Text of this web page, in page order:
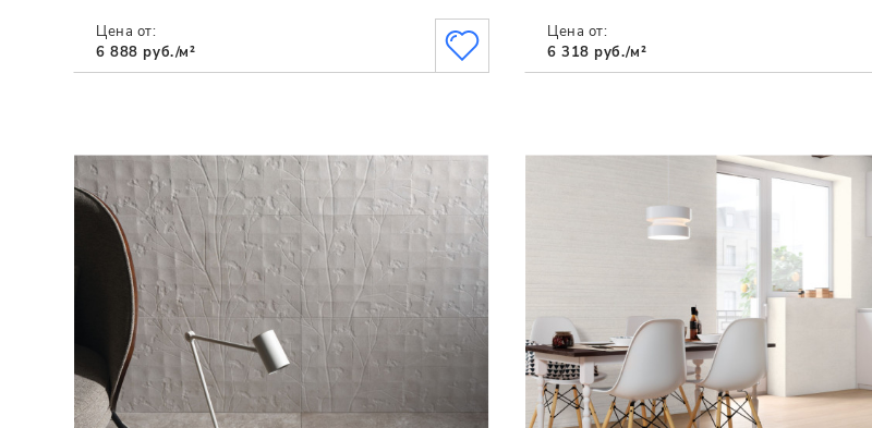
Цена от:
6 888 руб./м²
Цена от:
6 318 руб./м²